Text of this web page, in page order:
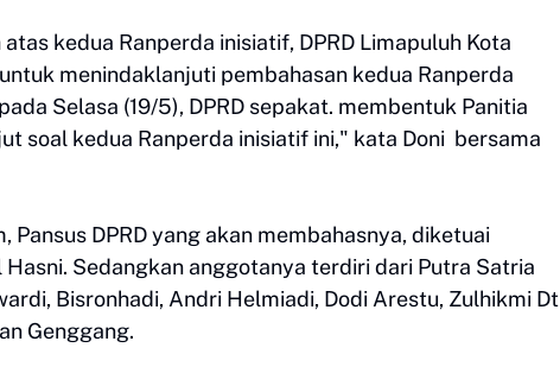
kedua Ranperda inisiatif, DPRD Limapuluh Kota
menindaklanjuti pembahasan kedua Ranperda
Selasa (19/5), DPRD sepakat. membentuk Panitia
soal kedua Ranperda inisiatif ini," kata Doni bersama
DPRD yang akan membahasnya, diketuai
Sedangkan anggotanya terdiri dari Putra Satria
Bisronhadi, Andri Helmiadi, Dodi Arestu, Zulhikmi Dt
Genggang.